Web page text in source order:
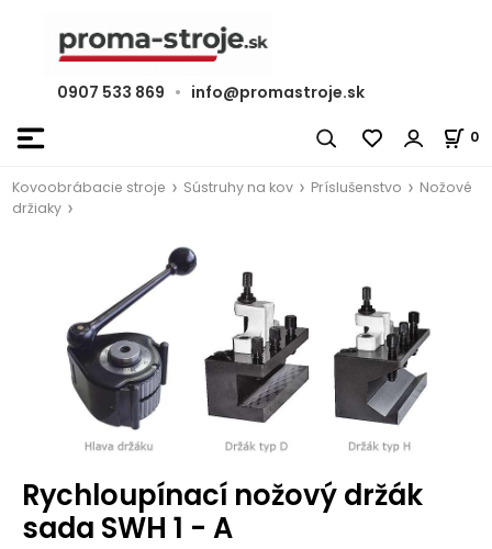
0907 533 869 • info@promastroje.sk
0
Kovoobrábacie stroje Sústruhy na kov Príslušenstvo
Nožové
držiaky
Rychloupínací nožový držák
sada SWH 1 - A